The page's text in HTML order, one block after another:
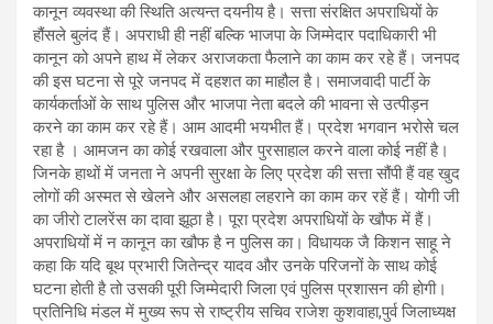
कानून व्यवस्था की स्थिति अत्यन्त दयनीय है। सत्ता संरक्षित अपराधियों के
हौंसले बुलंद हैं। अपराधी ही नहीं बल्कि भाजपा के जिम्मेदार पदाधिकारी भी
कानून को अपने हाथ में लेकर अराजकता फैलाने का काम कर रहे हैं। जनपद
की इस घटना से पूरे जनपद में दहशत का माहौल है। समाजवादी पार्टी के
कार्यकर्ताओं के साथ पुलिस और भाजपा नेता बदले की भावना से उत्पीड़न
करने का काम कर रहे हैं। आम आदमी भयभीत हैं। प्रदेश भगवान भरोसे चल
रहा है । आमजन का कोई रखवाला और पुरसाहाल करने वाला कोई नहीं है।
जिनके हाथों में जनता ने अपनी सुरक्षा के लिए प्रदेश की सत्ता सौंपी हैं वह खुद
लोगों की अस्मत से खेलने और असलहा लहराने का काम कर रहें हैं। योगी जी
का जीरो टालरेंस का दावा झूठा है। पूरा प्रदेश अपराधियों के खौफ में हैं।
अपराधियों में न कानून का खौफ है न पुलिस का। विधायक जै किशन साहू ने
कहा कि यदि बूथ प्रभारी जितेन्द्र यादव और उनके परिजनों के साथ कोई
घटना होती है तो उसकी पूरी जिम्मेदारी जिला एवं पुलिस प्रशासन की होगी।
प्रतिनिधि मंडल में मुख्य रूप से राष्ट्रीय सचिव राजेश कुशवाहा,पुर्व जिलाध्यक्ष